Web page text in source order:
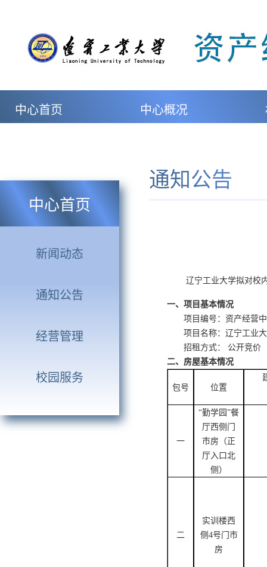
中心首页 中心概况
中心首页
新闻动态
通知公告
经营管理
校园服务
通知公告
辽宁工业大学拟对校
一、项目基本情况
项目编号： 资产经营
项目名称：辽宁工业
招租方式：
公开竞价
二、房屋基本情况
包号 位置
一
“勤学园”餐
厅西侧门
市房（正
厅入口北
侧）
二
实训楼西
侧 4号门市
房